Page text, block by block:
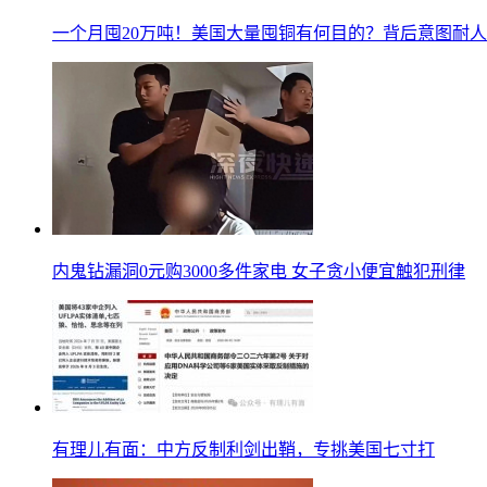
一个月囤20万吨！美国大量囤铜有何目的？背后意图耐
内鬼钻漏洞0元购3000多件家电 女子贪小便宜触犯刑律
有理儿有面：中方反制利剑出鞘，专挑美国七寸打